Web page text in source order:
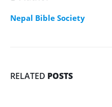
Nepal Bible Society
RELATED POSTS